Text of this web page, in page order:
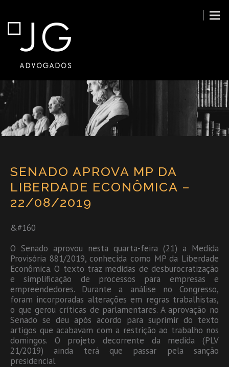
SENADO APROVA MP DA
LIBERDADE ECONÔMICA –
22/08/2019
&#160
O Senado aprovou nesta quarta-feira (21) a Medida
Provisória 881/2019, conhecida como MP da Liberdade
Econômica. O texto traz medidas de desburocratização
e simplificação de processos para empresas e
empreendedores. Durante a análise no Congresso,
foram incorporadas alterações em regras trabalhistas,
o que gerou críticas de parlamentares. A aprovação no
Senado se deu após acordo para suprimir do texto
artigos que acabavam com a restrição ao trabalho nos
domingos. O projeto decorrente da medida (PLV
21/2019) ainda terá que passar pela sanção
presidencial.